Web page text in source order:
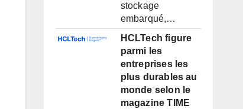
stockage
embarqué,…
HCLTech figure
parmi les
entreprises les
plus durables au
monde selon le
magazine TIME